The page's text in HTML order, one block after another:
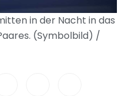
in der Nacht in das
(Symbolbild) /